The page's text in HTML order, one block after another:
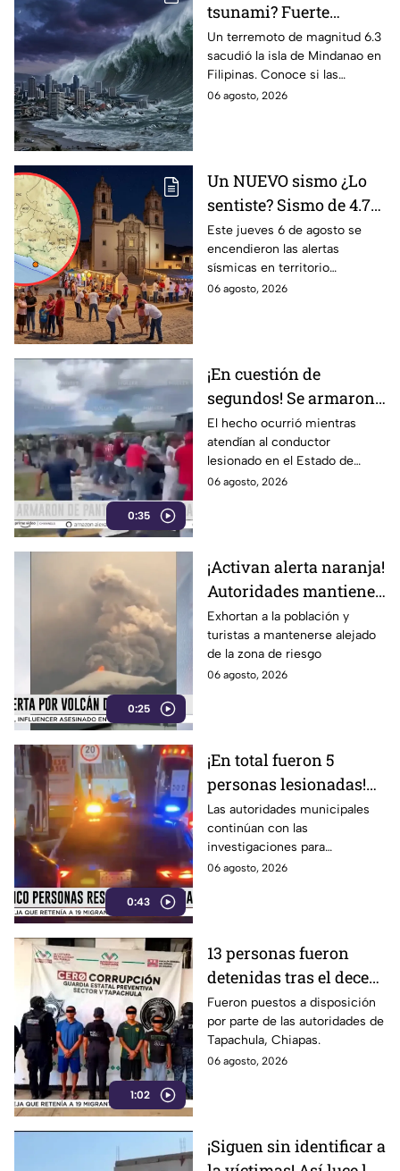
tsunami? Fuerte
terremoto de magnitud
6.3; esto es lo que se
sabe
Un terremoto de magnitud 6.3
sacudió la isla de Mindanao en
Filipinas. Conoce si las
autoridades activaron la alerta
06 agosto, 2026
Un NUEVO sismo ¿Lo
sentiste? Sismo de 4.7
activó alertas en varios
puntos de México
Este jueves 6 de agosto se
encendieron las alertas
sísmicas en territorio
mexicano, conoce dónde fue y
06 agosto, 2026
0:35
¡En cuestión de
segundos! Se armaron
de pantalones en plena
rapiña
El hecho ocurrió mientras
atendían al conductor
lesionado en el Estado de
México
06 agosto, 2026
0:25
¡Activan alerta naranja!
Autoridades mantienen
monitoreo ante la
actividad volcánica
Exhortan a la población y
turistas a mantenerse alejado
de la zona de riesgo
06 agosto, 2026
0:43
¡En total fueron 5
personas lesionadas!
Esto sabemos sobre el
estado de salud de los
afectados en la
Estación Delta en León
Las autoridades municipales
continúan con las
investigaciones para
esclarecer el hecho.
06 agosto, 2026
1:02
13 personas fueron
detenidas tras el deceso
de un menor; esto
sabemos
Fueron puestos a disposición
por parte de las autoridades de
Tapachula, Chiapas.
06 agosto, 2026
¡Siguen sin identificar a